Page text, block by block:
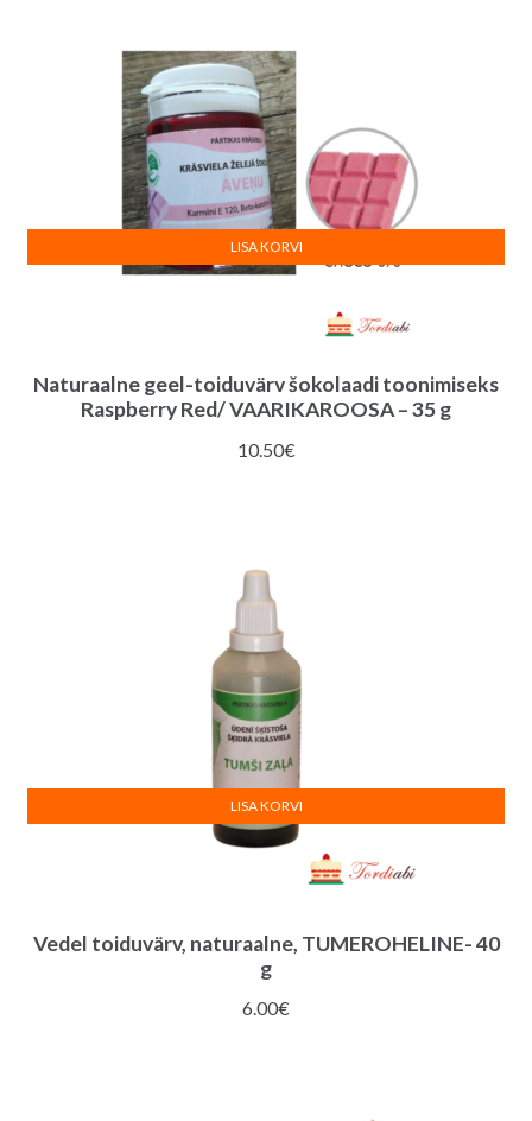
Naturaalne geel-toiduvärv šokolaadi toonimiseks
Raspberry Red/ VAARIKAROOSA – 35 g
10.50€
LISA KORVI
Vedel toiduvärv, naturaalne, TUMEROHELINE- 40
g
6.00€
LISA KORVI